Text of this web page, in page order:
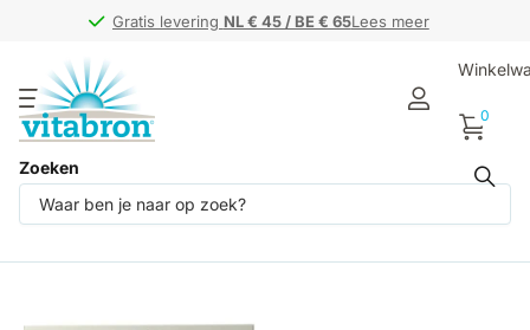
Gratis levering NL € 45 / BE € 65Lees meer
Gratis levering NL € 45 / BE € 65
Zoeken
0
Producten (1)